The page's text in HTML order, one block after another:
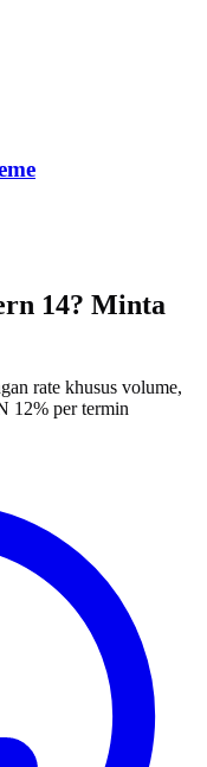
14? Minta
rate khusus volume,
12% per termin